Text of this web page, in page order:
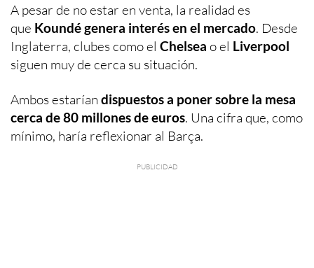
A pesar de no estar en venta, la realidad es
que Koundé genera interés en el mercado. Desde
Inglaterra, clubes como el Chelsea o el Liverpool
siguen muy de cerca su situación.
Ambos estarían dispuestos a poner sobre la mesa
cerca de 80 millones de euros. Una cifra que, como
mínimo, haría reflexionar al Barça.